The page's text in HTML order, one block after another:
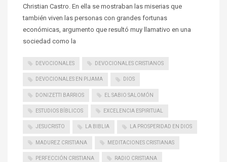
Christian Castro. En ella se mostraban las miserias que
también viven las personas con grandes fortunas
económicas, argumento que resultó muy llamativo en una
sociedad como la
DEVOCIONALES DEVOCIONALES CRISTIANOS
DEVOCIONALES EN PIJAMA DIOS
DONIZETTI BARRIOS EL SABIO SALOMÓN
ESTUDIOS BÍBLICOS EXCELENCIA ESPIRITUAL
JESUCRISTO LA BIBLIA LA PROSPERIDAD EN DIOS
MADUREZ CRISTIANA MEDITACIONES CRISTIANAS
PERFECCIÓN CRISTIANA RADIO CRISTIANA